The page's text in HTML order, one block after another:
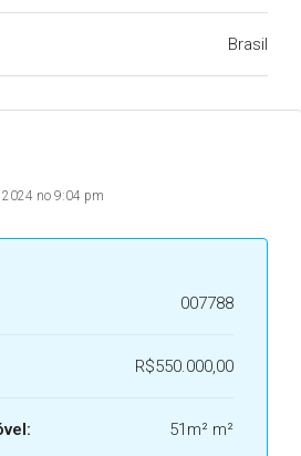
Brasil
no 9:04 pm
007788
R$550.000,00
51m² m²